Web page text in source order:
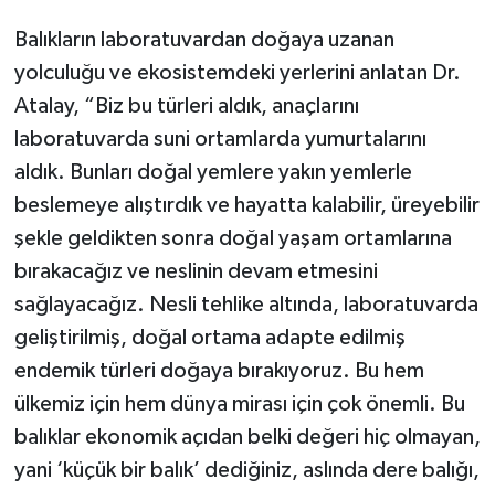
Balıkların laboratuvardan doğaya uzanan
yolculuğu ve ekosistemdeki yerlerini anlatan Dr.
Atalay, “Biz bu türleri aldık, anaçlarını
laboratuvarda suni ortamlarda yumurtalarını
aldık. Bunları doğal yemlere yakın yemlerle
beslemeye alıştırdık ve hayatta kalabilir, üreyebilir
şekle geldikten sonra doğal yaşam ortamlarına
bırakacağız ve neslinin devam etmesini
sağlayacağız. Nesli tehlike altında, laboratuvarda
geliştirilmiş, doğal ortama adapte edilmiş
endemik türleri doğaya bırakıyoruz. Bu hem
ülkemiz için hem dünya mirası için çok önemli. Bu
balıklar ekonomik açıdan belki değeri hiç olmayan,
yani ‘küçük bir balık’ dediğiniz, aslında dere balığı,